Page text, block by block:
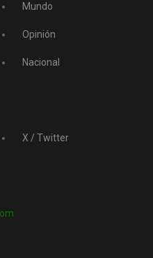
Mundo
Opinión
Nacional
X / Twitter